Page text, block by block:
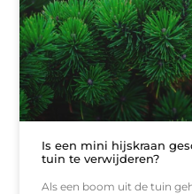
Is een mini hijskraan
tuin te verwijderen?
Als een boom uit de tuin